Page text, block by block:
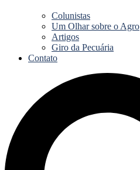
Colunistas
Um Olhar sobre o Agro
Artigos
Giro da Pecuária
Contato